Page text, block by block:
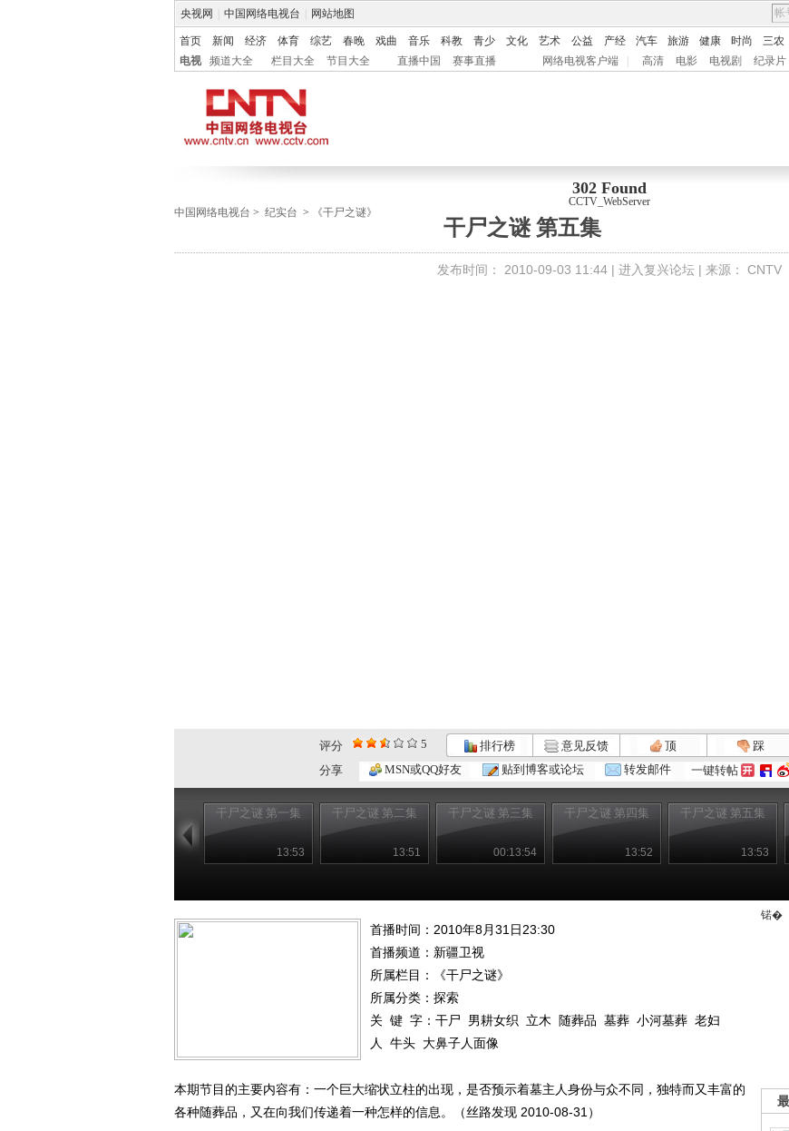
央视网 中国网络电视台 网站地图
首页 新闻 经济 体育 综艺 春晚 戏曲 音乐 科教 青少 文化 艺术 公益 产经 汽车 旅游 健康 时尚 三农
电视
频道大全 栏目大全 节目大全 直播中国 赛事直播 网络电视客户端 高清 电影 电视剧 纪录片
302 Found
CCTV_WebServer
中国网络电视台 > 纪实台 > 《干尸之谜》
干尸之谜 第五集
发布时间： 2010-09-03 11:44 | 进入复兴论坛 | 来源： CNTV
评分 5 排行榜 意见反馈 顶 踩
分享
MSN或QQ好友 贴到博客或论坛 转发邮件 一键转帖
干尸之谜 第一集
13:53
干尸之谜 第二集
13:51
干尸之谜 第三集
00:13:54
干尸之谜 第四集
13:52
干尸之谜 第五集
13:53
首播时间：2010年8月31日23:30
首播频道： 新疆卫视
所属栏目：
《干尸之谜》
所属分类：探索
关 键 字： 干尸 男耕女织 立木 随葬品 墓葬 小河墓葬 老妇
人
牛头 大鼻子人面像
本期节目的主要内容有：一个巨大缩状立柱的出现，是否预示着墓主人身份与众不同，独特而又丰富的
各种随葬品，又在向我们传递着一种怎样的信息。（丝路发现 2010-08-31）
锘�